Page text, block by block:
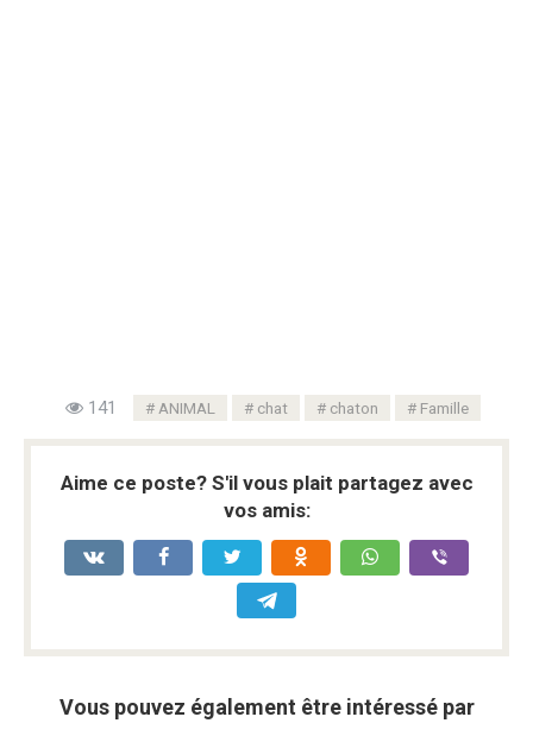
141 ANIMAL chat chaton Famille
Aime ce poste? S'il vous plait partagez avec
vos amis:
Vous pouvez également être intéressé par